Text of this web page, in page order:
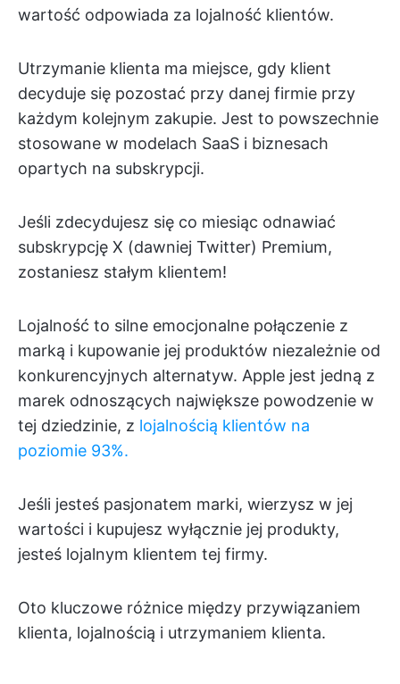
wartość odpowiada za lojalność klientów.
Utrzymanie klienta ma miejsce, gdy klient
decyduje się pozostać przy danej firmie przy
każdym kolejnym zakupie. Jest to powszechnie
stosowane w modelach SaaS i biznesach
opartych na subskrypcji.
Jeśli zdecydujesz się co miesiąc odnawiać
subskrypcję X (dawniej Twitter) Premium,
zostaniesz stałym klientem!
Lojalność to silne emocjonalne połączenie z
marką i kupowanie jej produktów niezależnie od
konkurencyjnych alternatyw. Apple jest jedną z
marek odnoszących największe powodzenie w
tej dziedzinie, z lojalnością klientów na
poziomie 93%.
Jeśli jesteś pasjonatem marki, wierzysz w jej
wartości i kupujesz wyłącznie jej produkty,
jesteś lojalnym klientem tej firmy.
Oto kluczowe różnice między przywiązaniem
klienta, lojalnością i utrzymaniem klienta.